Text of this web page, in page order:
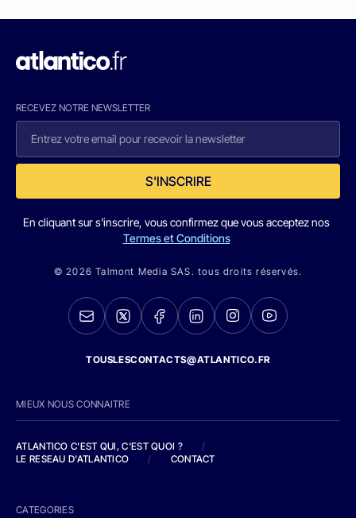
RECEVEZ NOTRE NEWSLETTER
S'INSCRIRE
En cliquant sur s'inscrire, vous confirmez que vous acceptez nos
Termes et Conditions
© 2026 Talmont Media SAS. tous droits réservés.
TOUSLESCONTACTS@ATLANTICO.FR
MIEUX NOUS CONNAITRE
ATLANTICO C'EST QUI, C'EST QUOI ?
/
LE RESEAU D'ATLANTICO
/ CONTACT
CATEGORIES